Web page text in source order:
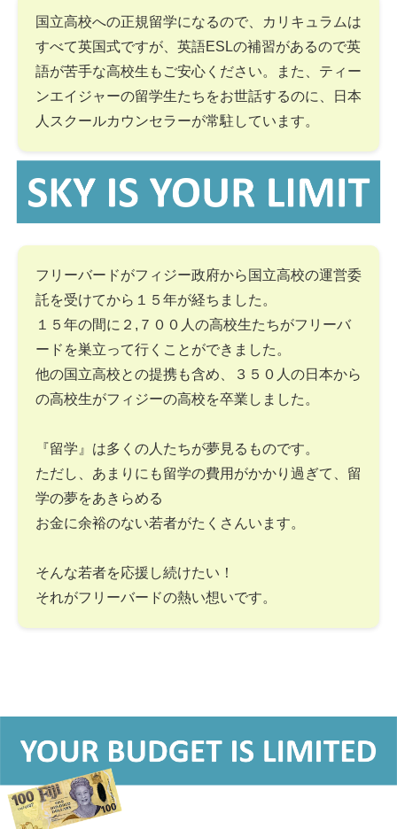
国立高校への正規留学になるので、カリキュラムは
すべて英国式ですが、英語ESLの補習があるので英
語が苦手な高校生もご安心ください。また、ティー
ンエイジャーの留学生たちをお世話するのに、日本
人スクールカウンセラーが常駐しています。
フリーバードがフィジー政府から国立高校の運営委
託を受けてから１５年が経ちました。
１５年の間に２,７００人の高校生たちがフリーバ
ードを巣立って行くことができました。
他の国立高校との提携も含め、３５０人の日本から
の高校生がフィジーの高校を卒業しました。
『留学』は多くの人たちが夢見るものです。
ただし、あまりにも留学の費用がかかり過ぎて、留
学の夢をあきらめる
お金に余裕のない若者がたくさんいます。
そんな若者を応援し続けたい！
それがフリーバードの熱い想いです。